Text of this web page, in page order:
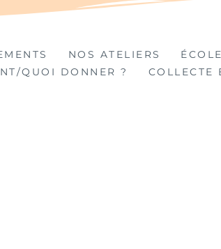
NOS ATELIERS
QUOI DONNER ? COLLECTE